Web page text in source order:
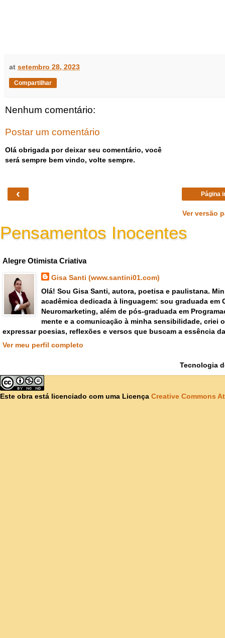
at setembro 28, 2023
Compartilhar
Nenhum comentário:
Postar um comentário
Olá obrigada por deixar seu comentário, você
será sempre bem vindo, volte sempre.
‹ Página
Ver versão
Pensamentos Inocentes
Alegre Otimista Criativa
Gisa Santi (www.santini01.com)
Olá! Sou Gisa Santi, autora, poetisa e paulistana.
acadêmica dedicada à linguagem: sou graduada
Neuromarketing, além de pós-graduada em
mente e a comunicação à minha sensibilidade, criei
expressar poesias, reflexões e versos que buscam a essência
Ver meu perfil completo
Tecnologia
Este obra está licenciado com uma Licença Creative Commons